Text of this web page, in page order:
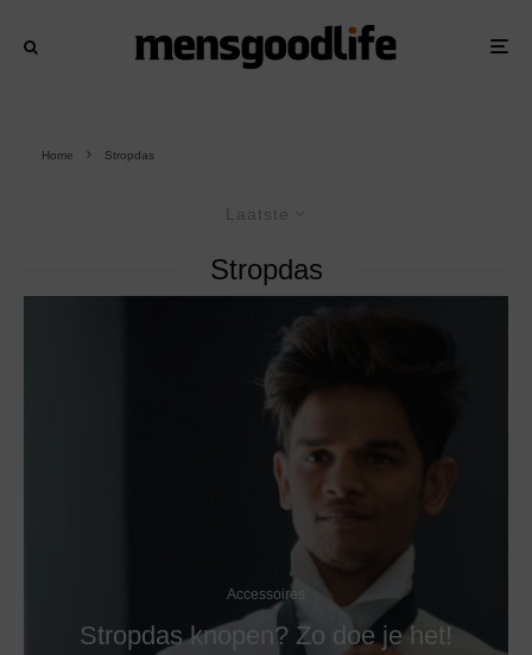
Home Stropdas
Laatste
Stropdas
Accessoires
Stropdas knopen? Zo doe je het!